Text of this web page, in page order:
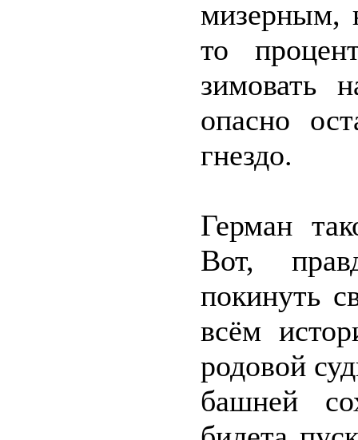
мизерным,
то
зимовать
опасно
гнездо.
Герман
Вот,
покинуть
всём
родовой
башней